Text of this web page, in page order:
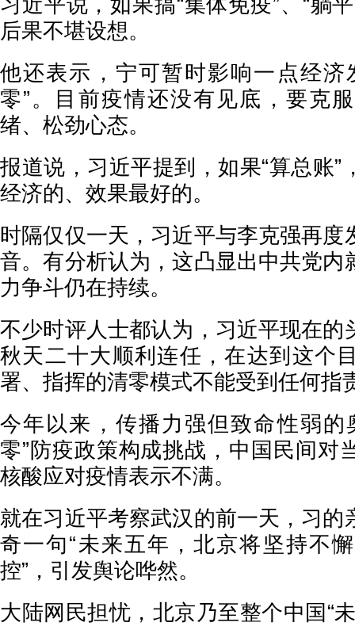
习近平说，如果搞“集体免疫”、“躺
后果不堪设想。
他还表示，宁可暂时影响一点经济
零”。目前疫情还没有见底，要克
绪、松劲心态。
报道说，习近平提到，如果“算总账”
经济的、效果最好的。
时隔仅仅一天，习近平与李克强再度
音。有分析认为，这凸显出中共党内
力争斗仍在持续。
不少时评人士都认为，习近平现在的
秋天二十大顺利连任，在达到这个
署、指挥的清零模式不能受到任何指
今年以来，传播力强但致命性弱的
零”防疫政策构成挑战，中国民间对
核酸应对疫情表示不满。
就在习近平考察武汉的前一天，习的
奇一句“未来五年，北京将坚持不
控”，引发舆论哗然。
大陆网民担忧，北京乃至整个中国“